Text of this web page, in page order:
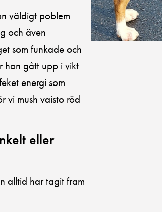
väldigt poblem
och även
som funkade och
hon gått upp i vikt
energi som
vi mush vaisto röd
eller
alltid har tagit fram